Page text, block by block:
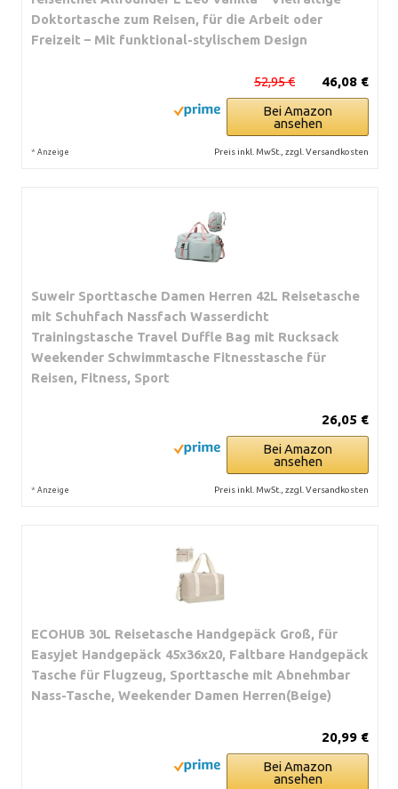
Doktortasche zum Reisen, für die Arbeit oder
Freizeit – Mit funktional-stylischem Design
46,08 €
52,95 €
Bei Amazon
ansehen
* Anzeige Preis inkl. MwSt., zzgl. Versandkosten
Suweir Sporttasche Damen Herren 42L Reisetasche
mit Schuhfach Nassfach Wasserdicht
Trainingstasche Travel Duffle Bag mit Rucksack
Weekender Schwimmtasche Fitnesstasche für
Reisen, Fitness, Sport
26,05 €
Bei Amazon
ansehen
* Anzeige Preis inkl. MwSt., zzgl. Versandkosten
ECOHUB 30L Reisetasche Handgepäck Groß, für
Easyjet Handgepäck 45x36x20, Faltbare Handgepäck
Tasche für Flugzeug, Sporttasche mit Abnehmbar
Nass-Tasche, Weekender Damen Herren(Beige)
20,99 €
Bei Amazon
ansehen